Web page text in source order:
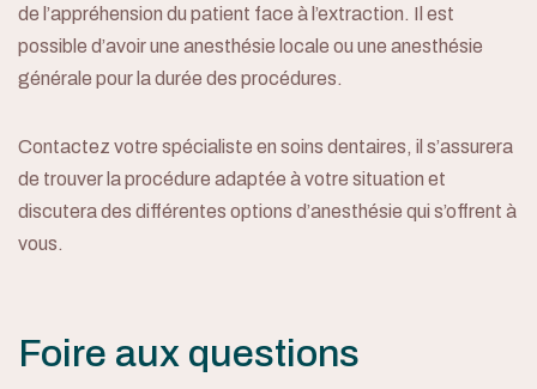
de l’appréhension du patient face à l’extraction. Il est
possible d’avoir une anesthésie locale ou une anesthésie
générale pour la durée des procédures.
Contactez votre spécialiste en soins dentaires, il s’assurera
de trouver la procédure adaptée à votre situation et
discutera des différentes options d’anesthésie qui s’offrent à
vous.
Foire aux questions